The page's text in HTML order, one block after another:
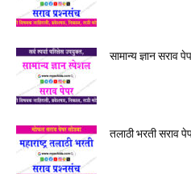
सामान्य ज्ञान सराव
तलाठी भरती सराव